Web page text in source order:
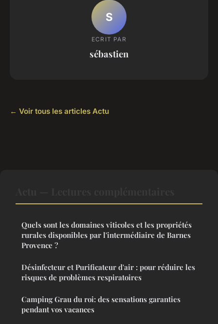
S
ECRIT PAR
sébastien
← Voir tous les articles Actu
Quels sont les domaines viticoles et les propriétés
rurales disponibles par l'intermédiaire de Barnes
Provence ?
Désinfecteur et Purificateur d'air : pour réduire les
risques de problèmes respiratoires
Camping Grau du roi: des sensations garanties
pendant vos vacances